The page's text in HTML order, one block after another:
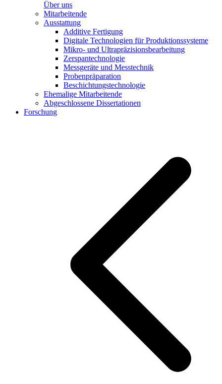
Über uns
Mitarbeitende
Ausstattung
Additive Fertigung
Digitale Technologien für Produktionssysteme
Mikro- und Ultrapräzisionsbearbeitung
Zerspantechnologie
Messgeräte und Messtechnik
Probenpräparation
Beschichtungstechnologie
Ehemalige Mitarbeitende
Abgeschlossene Dissertationen
Forschung